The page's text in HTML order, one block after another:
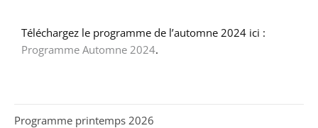
Téléchargez le programme de l’automne 2024 ici :
Programme Automne 2024.
Programme printemps 2026